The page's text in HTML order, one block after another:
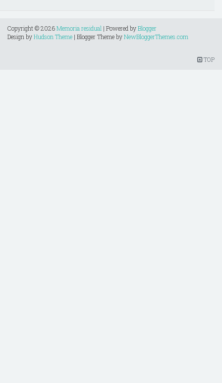
Copyright ©2026Memoria residual | Powered byBlogger
Design byHudson Theme | Blogger Theme byNewBloggerThemes.com
TOP